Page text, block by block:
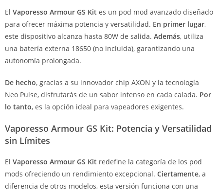
El Vaporesso Armour GS Kit es un pod mod avanzado diseñado
para ofrecer máxima potencia y versatilidad. En primer lugar,
este dispositivo alcanza hasta 80W de salida. Además, utiliza
una batería externa 18650 (no incluida), garantizando una
autonomía prolongada.
De hecho, gracias a su innovador chip AXON y la tecnología
Neo Pulse, disfrutarás de un sabor intenso en cada calada. Por
lo tanto, es la opción ideal para vapeadores exigentes.
Vaporesso Armour GS Kit: Potencia y Versatilidad
sin Límites
El Vaporesso Armour GS Kit redefine la categoría de los pod
mods ofreciendo un rendimiento excepcional. Ciertamente, a
diferencia de otros modelos, esta versión funciona con una